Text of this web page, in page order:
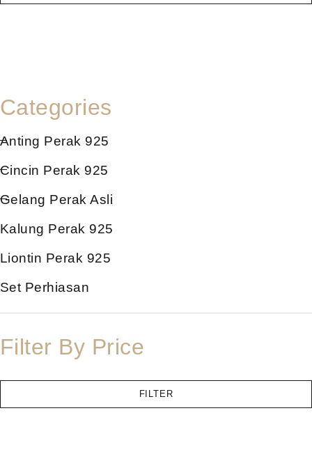
Categories
Anting Perak 925
Cincin Perak 925
Gelang Perak Asli
Kalung Perak 925
Liontin Perak 925
Set Perhiasan
Filter By Price
FILTER